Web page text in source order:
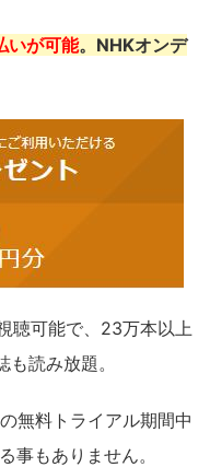
いが可能。 NHKオンデ
聴可能で、23万本以上
読み放題。
無料トライアル期間中
事もありません。